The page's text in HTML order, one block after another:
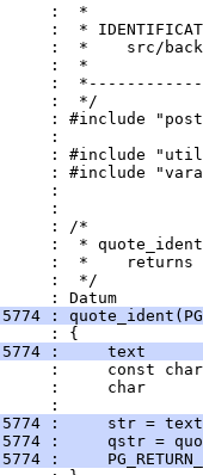
:  *
:  *
:  *    src/
:  *
:
:  */
: #include
:
: #include
: #include
:
:
: /*
:  *
:  *    returns
:  */
: Datum
:
: {
:     text
:     const
:     char
:
:     str =
:     qstr =
: